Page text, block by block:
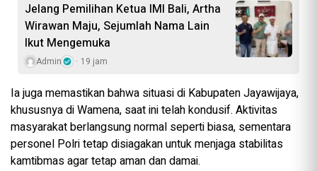
Jelang Pemilihan Ketua IMI Bali, Artha
Wirawan Maju, Sejumlah Nama Lain
Ikut Mengemuka
Admin 19 jam
Ia juga memastikan bahwa situasi di Kabupaten Jayawijaya,
khususnya di Wamena, saat ini telah kondusif. Aktivitas
masyarakat berlangsung normal seperti biasa, sementara
personel Polri tetap disiagakan untuk menjaga stabilitas
kamtibmas agar tetap aman dan damai.